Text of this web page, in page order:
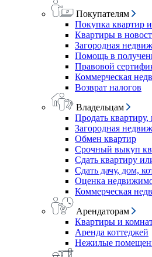
Покупателям
Покупка квартир
Квартиры в
Загородная
Помощь в
Правовой
Коммерческая
Возврат налогов
Владельцам
Продать квартиру,
Загородная
Обмен квартир
Срочный выкуп
Сдать квартиру
Сдать дачу, дом,
Оценка
Коммерческая
Арендаторам
Квартиры и
Аренда коттеджей
Нежилые